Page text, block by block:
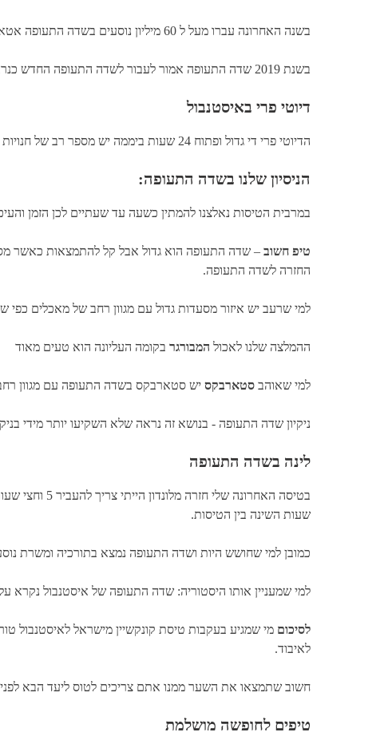
בשנה האחרונה עברו מעל ל 60 מיליון נוסעים בשדה התעופה אטאטורק מצב שממקם את שדה התעופה לשדה תעופה מרכזי ומוביל.
בשנת 2019 שדה התעופה אמור לעבור לשדה התעופה החדש כנראה הגדול ביותר בעולם שיהיה בסמוך לשדה הקיים היום באיסטנבול.
דיוטי פרי באיסטנבול
הדיוטי פרי די גדול ופתוח 24 שעות ביממה יש מספר רב של חנויות לא זולות לדעתי אם יש לכם קניות של הרגע האחרון עדיף לעשות זאת לפני.
הניסיון שלנו בשדה התעופה:
במרבית הטיסות נאלצנו להמתין כשעה עד שעתיים לכן הזמן
טיפ חשוב – שדה התעופה הוא גדול אבל קל להתמצאות כאשר
החזרה לשדה התעופה.
למי שרעב יש איזור מסעדות גדול עם מגוון רחב של מאכלים כפי
ההמלצה שלנו לאכול המבורגר בקומה העליונה הוא טעים מאוד
למי שאוהב סטארבקס יש סטארבקס בשדה התעופה עם מגוון
ניקיון שדה התעופה - בנושא זה נראה שלא השקיעו יותר מידי
לינה בשדה התעופה
בטיסה
שעות השינה בין הטיסות.
כמובן למי שחושש היות ושדה התעופה נמצא בתורכיה ומשרת
למי שמעניין אותו היסטוריה: שדה התעופה של איסטנבול
לסיכום מי שמגיע בעקבות טיסת קונקשיין מישראל לאיסטנבול
לאיבוד.
חשוב שתמצאו את השער ממנו אתם צריכים לטוס ליעד הבא לפני
טיפים לחופשה מושלמת